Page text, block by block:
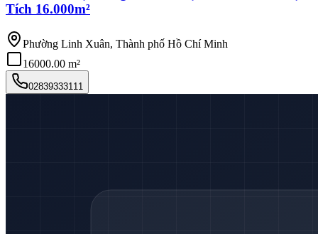
Tích 16.000m²
Phường Linh Xuân, Thành phố Hồ Chí Minh
16000.00 m²
02839333111